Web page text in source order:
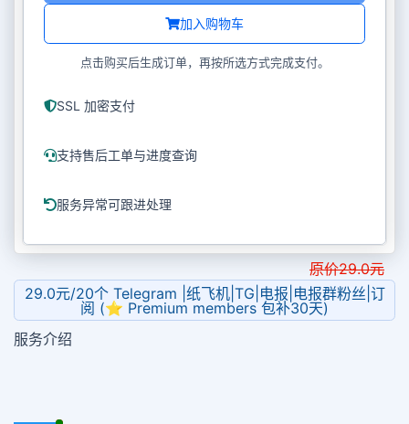
加入购物车
点击购买后生成订单，再按所选方式完成支付。
SSL 加密支付
支持售后工单与进度查询
服务异常可跟进处理
原价29.0元
29.0元/20个 Telegram |纸飞机|TG|电报|电报群粉丝|订
阅 (⭐ Premium members 包补30天)
服务介绍